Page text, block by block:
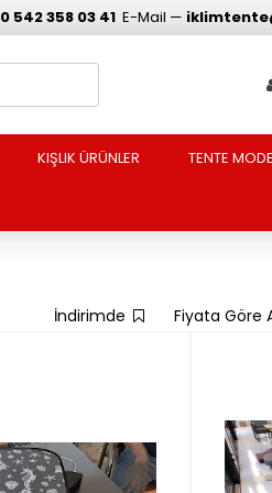
0 542 358 03 41 E-Mail —
KIŞLIK ÜRÜNLER TENTE
İndirimde Fiyata Göre